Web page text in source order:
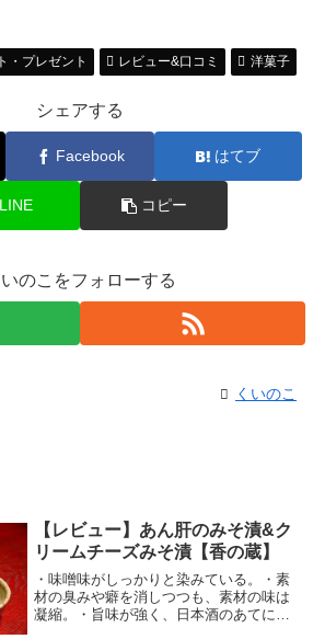
・プレゼント レビュー&口コミ 洋菓子
シェアする
Facebook はてブ
LINE コピー
いのこをフォローする
くいのこ
【レビュー】あん肝のみそ漬&ク
リームチーズみそ漬【香の蔵】
・味噌味がしっかりと染みている。・素
材の臭みや癖を消しつつも、素材の味は
凝縮。・旨味が強く、日本酒のあてに良